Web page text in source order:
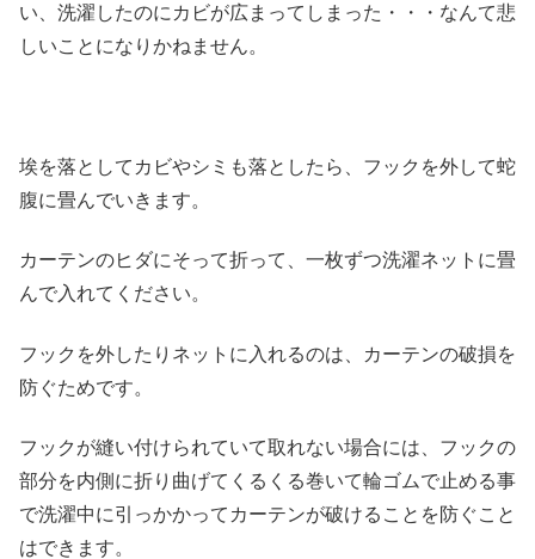
い、洗濯したのにカビが広まってしまった・・・なんて悲
しいことになりかねません。
埃を落としてカビやシミも落としたら、フックを外して蛇
腹に畳んでいきます。
カーテンのヒダにそって折って、一枚ずつ洗濯ネットに畳
んで入れてください。
フックを外したりネットに入れるのは、カーテンの破損を
防ぐためです。
フックが縫い付けられていて取れない場合には、フックの
部分を内側に折り曲げてくるくる巻いて輪ゴムで止める事
で洗濯中に引っかかってカーテンが破けることを防ぐこと
はできます。